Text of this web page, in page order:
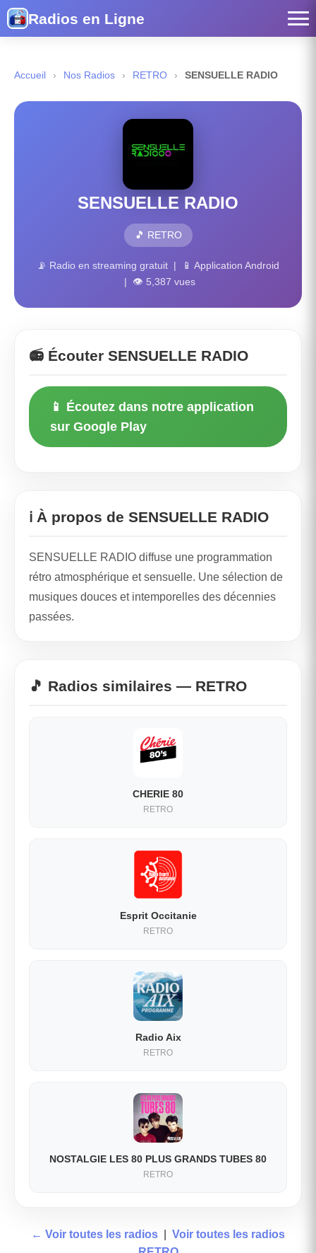
Radios en Ligne
Accueil › Nos Radios › RETRO › SENSUELLE RADIO
SENSUELLE RADIO
🎵 RETRO
📡 Radio en streaming gratuit | 📱 Application Android
| 👁 5,387 vues
📻 Écouter SENSUELLE RADIO
📱 Écoutez dans notre application
sur Google Play
ℹ️ À propos de SENSUELLE RADIO
SENSUELLE RADIO diffuse une programmation
rétro atmosphérique et sensuelle. Une sélection de
musiques douces et intemporelles des décennies
passées.
🎵 Radios similaires — RETRO
CHERIE 80
RETRO
Esprit Occitanie
RETRO
Radio Aix
RETRO
NOSTALGIE LES 80 PLUS GRANDS TUBES 80
RETRO
← Voir toutes les radios
Voir toutes les radios